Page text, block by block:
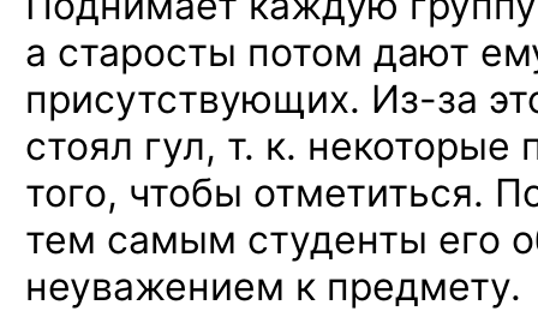
а старосты потом дают
присутствующих. Из-за
стоял гул, т. к. некоторые
того, чтобы отметиться.
тем самым студенты его
неуважением к предмету.